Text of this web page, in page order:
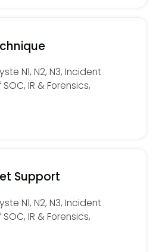
N1, N2, N3, Incident
IR & Forensics,
Support
N1, N2, N3, Incident
IR & Forensics,